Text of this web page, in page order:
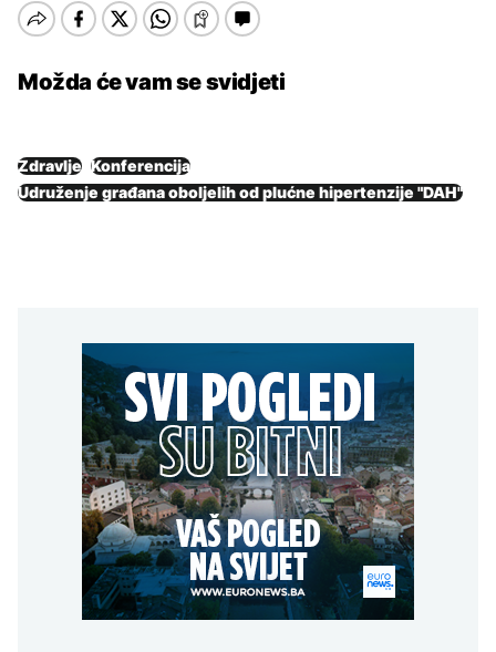
Možda će vam se svidjeti
Zdravlje Konferencija
Udruženje građana oboljelih od plućne hipertenzije "DAH"